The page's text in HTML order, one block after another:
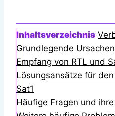
Inhaltsverzeichnis
Grundlegende
Empfang von RTL und
Lösungsansätze für
Sat1
Häufige Fragen und